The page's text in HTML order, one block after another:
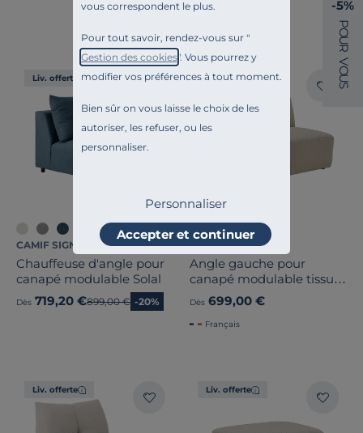
vous correspondent le plus.
Pour tout savoir, rendez-vous sur "
Gestion des cookies". Vous pourrez y
modifier vos préférences à tout moment.
Bien sûr on vous laisse le choix de les
autoriser, les refuser, ou les
personnaliser.
Personnaliser
Accepter et continuer
Français
Liv. offerte
CAMIF SIGNATURE
Chauffeuse d'angle pour
canapé modulable Solal
Dès 719,20 €Ancien prix
899,00 € -20%
Liv. offerte
CAMIF SIGNATURE
Angle gauche pour
canapé modulable tissu
Pixel
Dès 699,00 €
Français
Liv. offerte Liv. offerte
-5%
P
O
U
R
V
O
U
S